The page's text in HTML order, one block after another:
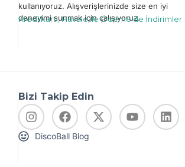
kullanıyoruz. Alışverişlerinizde size en iyi
deneyimi sunmak için çalışıyoruz.
Kredi kartı, Havale ile Ödeme’de İndirimler
Bizi Takip Edin
DiscoBall Blog